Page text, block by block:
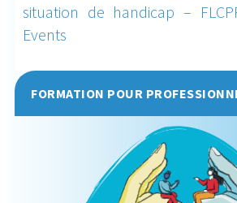
situation de handicap –
Events
FORMATION POUR